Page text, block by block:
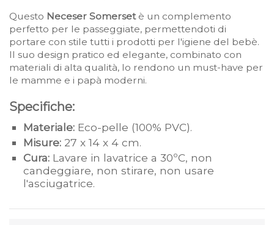
Questo Neceser Somersetè un complemento
perfetto per le passeggiate, permettendoti di
portare con stile tutti i prodotti per l'igiene del bebè.
Il suo design pratico ed elegante, combinato con
materiali di alta qualità, lo rendono un must-have per
le mamme e i papà moderni.
Specifiche:
Materiale: Eco-pelle (100% PVC).
Misure: 27 x 14 x 4 cm.
Cura: Lavare in lavatrice a 30ºC, non
candeggiare, non stirare, non usare
l'asciugatrice.